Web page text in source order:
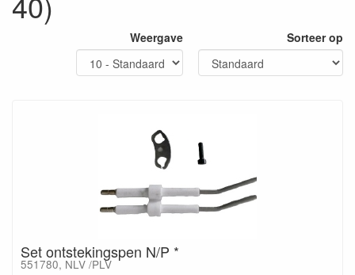
Weergave Sorteer op
Set ontstekingspen N/P *
551780, NLV /PLV